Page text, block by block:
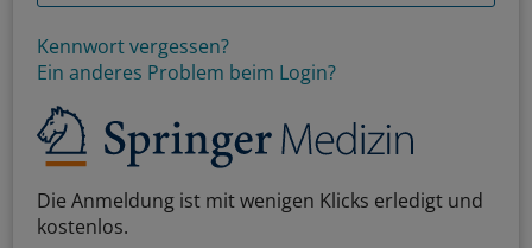
Kennwort vergessen?
Ein anderes Problem beim Login?
Die Anmeldung ist mit wenigen Klicks erledigt und
kostenlos.